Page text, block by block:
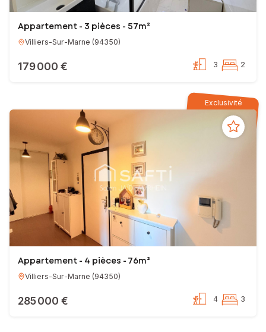
Appartement - 3 pièces - 57m²
Villiers-Sur-Marne (94350)
179 000 € 3 2
Exclusivité
Appartement - 4 pièces - 76m²
Villiers-Sur-Marne (94350)
285 000 € 4 3